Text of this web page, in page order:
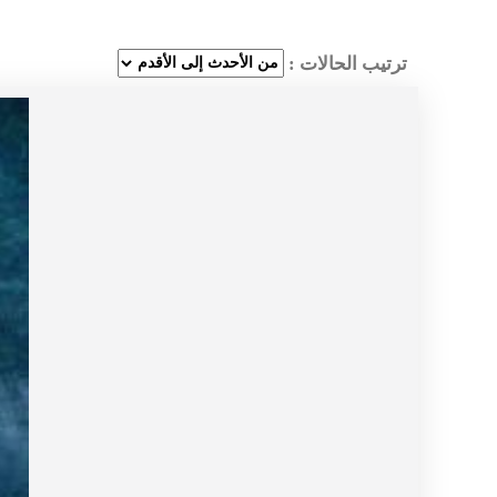
ترتيب الحالات :